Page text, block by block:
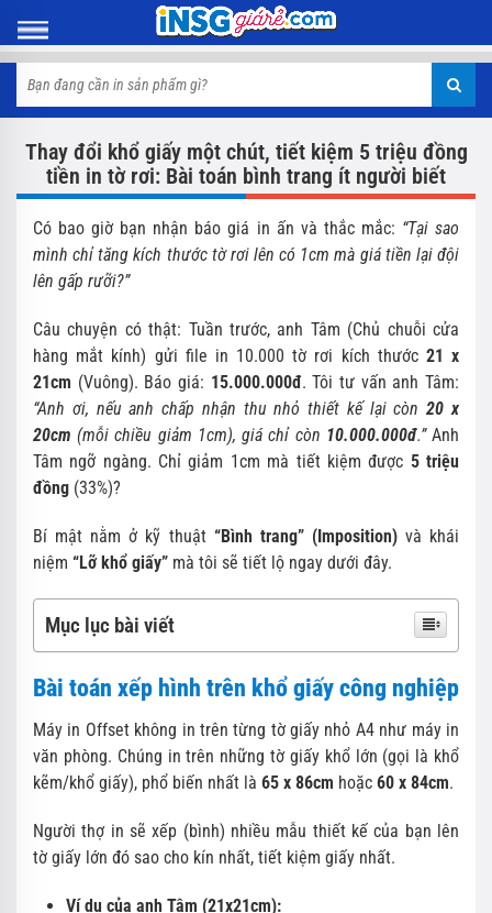
Thay đổi khổ giấy một chút, tiết kiệm 5 triệu đồng
tiền in tờ rơi: Bài toán bình trang ít người biết
Có bao giờ bạn nhận báo giá in ấn và thắc mắc: “Tại sao
mình chỉ tăng kích thước tờ rơi lên có 1cm mà giá tiền lại đội
lên gấp rưỡi?”
Câu chuyện có thật: Tuần trước, anh Tâm (Chủ chuỗi cửa
hàng mắt kính) gửi file in 10.000 tờ rơi kích thước 21 x
21cm (Vuông). Báo giá: 15.000.000đ. Tôi tư vấn anh Tâm:
“Anh ơi, nếu anh chấp nhận thu nhỏ thiết kế lại còn20 x
20cm (mỗi chiều giảm 1cm), giá chỉ còn 10.000.000đ.”Anh
Tâm ngỡ ngàng. Chỉ giảm 1cm mà tiết kiệm được 5 triệu
đồng (33%)?
Bí mật nằm ở kỹ thuật “Bình trang” (Imposition)và khái
niệm “Lỡ khổ giấy” mà tôi sẽ tiết lộ ngay dưới đây.
Mục lục bài viết
Bài toán xếp hình trên khổ giấy công nghiệp
Máy in Offset không in trên từng tờ giấy nhỏ A4 như máy in
văn phòng. Chúng in trên những tờ giấy khổ lớn (gọi là khổ
kẽm/khổ giấy), phổ biến nhất là 65 x 86cm hoặc 60 x 84cm.
Người thợ in sẽ xếp (bình) nhiều mẫu thiết kế của bạn lên
tờ giấy lớn đó sao cho kín nhất, tiết kiệm giấy nhất.
Ví dụ của anh Tâm (21x21cm):